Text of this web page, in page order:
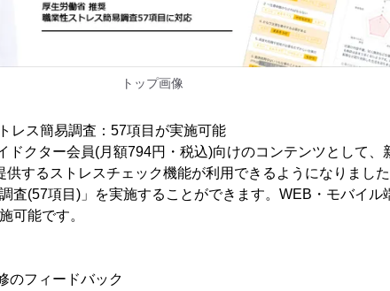
トップ画像
レス簡易調査：57項目が実施可能
ドクター会員(月額794円・税込)向けのコンテンツとして、
供するストレスチェック機能が利用できるようになりまし
査(57項目)」を実施することができます。WEB・モバイル
可能です。
のフィードバック